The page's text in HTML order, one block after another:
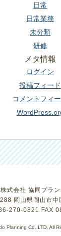
日常
日常業務
未分類
研修
メタ情報
ログイン
投稿フィード
コメントフィ
株式会社 協同プラ
岡山県岡山市中
270-0821 FAX
Planning Co.,LTD. All